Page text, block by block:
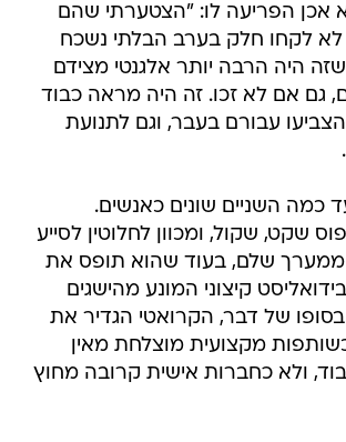
אכן הפריעה לו: "הצטערתי שהם
לא לקחו חלק בערב הבלתי נשכח
היה הרבה יותר אלגנטי מצידם
גם אם לא זכו. זה היה מראה כבוד
עבורם בעבר, וגם לתנועת
כמה השניים שונים כאנשים.
שקט, שקול, ומכוון לחלוטין לסייע
שלם, בעוד שהוא תופס את
קיצוני המונע מהישגים
בסופו של דבר, הקרואטי הגדיר את
מקצועית מוצלחת מאין
ולא כחברות אישית קרובה מחוץ